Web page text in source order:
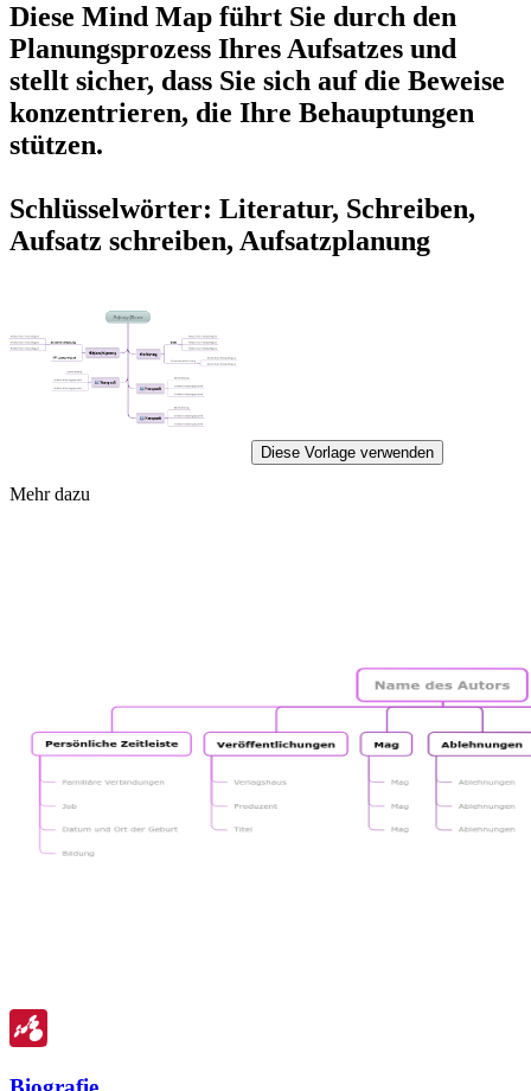
Diese Mind Map führt Sie durch den
Planungsprozess Ihres Aufsatzes und
stellt sicher, dass Sie sich auf die Beweise
konzentrieren, die Ihre Behauptungen
stützen.
Schlüsselwörter: Literatur, Schreiben,
Aufsatz schreiben, Aufsatzplanung
Diese Vorlage verwenden
Mehr dazu